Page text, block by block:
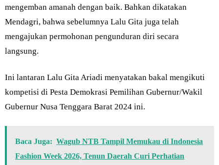
mengemban amanah dengan baik. Bahkan dikatakan
Mendagri, bahwa sebelumnya Lalu Gita juga telah
mengajukan permohonan pengunduran diri secara
langsung.
Ini lantaran Lalu Gita Ariadi menyatakan bakal mengikuti
kompetisi di Pesta Demokrasi Pemilihan Gubernur/Wakil
Gubernur Nusa Tenggara Barat 2024 ini.
Baca Juga: Wagub NTB Tampil Memukau di Indonesia
Fashion Week 2026, Tenun Daerah Curi Perhatian